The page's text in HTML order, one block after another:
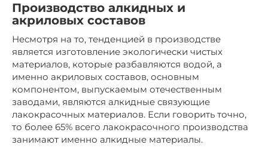
Производство алкидных и
акриловых составов
Несмотря на то, тенденцией в производстве
является изготовление экологически чистых
материалов, которые разбавляются водой, а
именно акриловых составов, основным
компонентом, выпускаемым отечественным
заводами, являются алкидные связующие
лакокрасочных материалов. Если говорить точно,
то более 65% всего лакокрасочного производства
занимают именно алкидные материалы.